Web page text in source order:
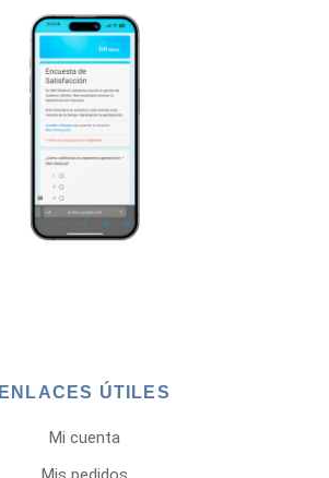
ENLACES ÚTILES
Mi cuenta